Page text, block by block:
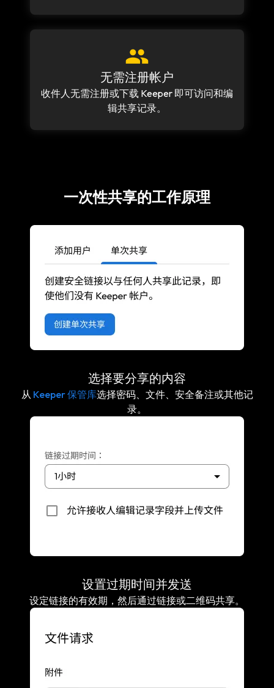
无需注册帐户
收件人无需注册或下载 Keeper 即可访问和编
辑共享记录。
一次性共享的工作原理
选择要分享的内容
从 Keeper 保管库选择密码、文件、安全备注或其他记
录。
设置过期时间并发送
设定链接的有效期，然后通过链接或二维码共享。